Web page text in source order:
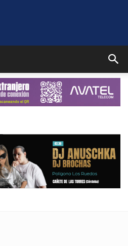
Puente
Genil
Noticias